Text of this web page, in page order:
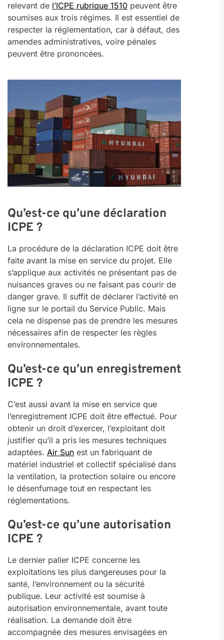
relevant de l’ICPE rubrique 1510 peuvent être
soumises aux trois régimes. Il est essentiel de
respecter la réglementation, car à défaut, des
amendes administratives, voire pénales
peuvent être prononcées.
Qu’est-ce qu’une déclaration
ICPE ?
La procédure de la déclaration ICPE doit être
faite avant la mise en service du projet. Elle
s’applique aux activités ne présentant pas de
nuisances graves ou ne faisant pas courir de
danger grave. Il suffit de déclarer l’activité en
ligne sur le portail du Service Public. Mais
cela ne dispense pas de prendre les mesures
nécessaires afin de respecter les règles
environnementales.
Qu’est-ce qu’un enregistrement
ICPE ?
C’est aussi avant la mise en service que
l’enregistrement ICPE doit être effectué. Pour
obtenir un droit d’exercer, l’exploitant doit
justifier qu’il a pris les mesures techniques
adaptées. Air Sun est un fabriquant de
matériel industriel et collectif spécialisé dans
la ventilation, la protection solaire ou encore
le désenfumage tout en respectant les
réglementations.
Qu’est-ce qu’une autorisation
ICPE ?
Le dernier palier ICPE concerne les
exploitations les plus dangereuses pour la
santé, l’environnement ou la sécurité
publique. Leur activité est soumise à
autorisation environnementale, avant toute
réalisation. La demande doit être
accompagnée des mesures envisagées en